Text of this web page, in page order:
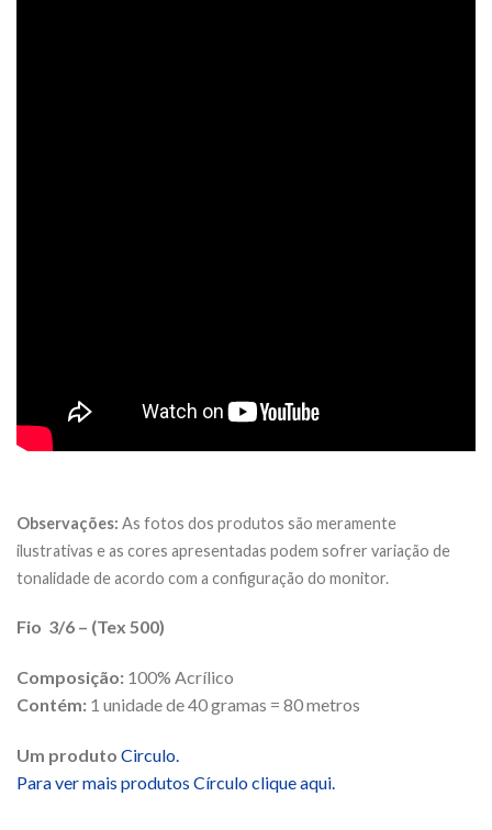
Observações: As fotos dos produtos são meramente
ilustrativas e as cores apresentadas podem sofrer variação de
tonalidade de acordo com a configuração do monitor.
Fio 3/6 – (Tex 500)
Composição: 100% Acrílico
Contém: 1 unidade de 40 gramas = 80 metros
Um produto Circulo.
Para ver mais produtos Círculo clique aqui.